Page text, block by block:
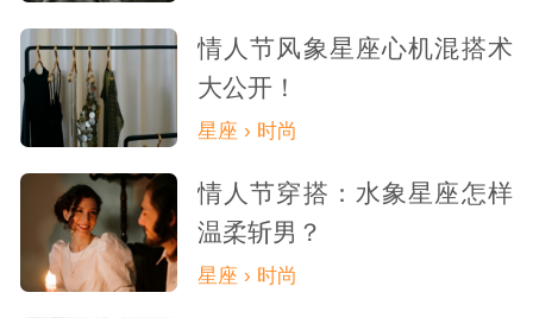
情人节风象星座心机混搭术
大公开！
星座 › 时尚
情人节穿搭：水象星座怎样
温柔斩男？
星座 › 时尚